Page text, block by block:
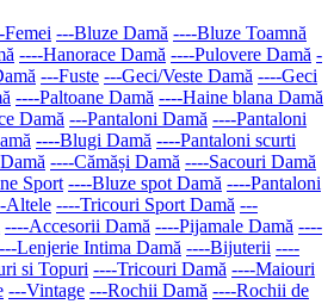
Femei ---Bluze Damă ----Bluze Toamnă
----Hanorace Damă ----Pulovere Damă -
---Fuste ---Geci/Veste Damă ----Geci
----Paltoane Damă ----Haine blana Damă
Damă ---Pantaloni Damă ----Pantaloni
----Blugi Damă ----Pantaloni scurti
----Cămăși Damă ----Sacouri Damă
Sport ----Bluze spot Damă ----Pantaloni
Altele ----Tricouri Sport Damă ---
----Accesorii Damă ----Pijamale Damă ----
Lenjerie Intima Damă ----Bijuterii ----
si Topuri ----Tricouri Damă ----Maiouri
---Vintage ---Rochii Damă ----Rochii de